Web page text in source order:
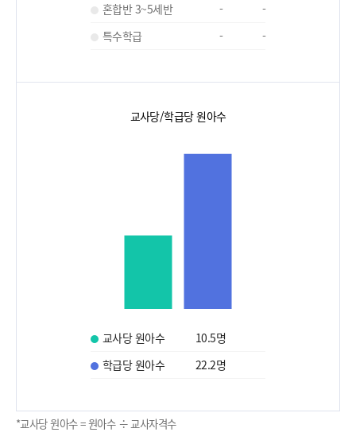
혼합반 3~5세반
-
-
특수학급
- -
교사당/학급당 원아수
교사당 원아수 10.5명
학급당 원아수
22.2명
*교사당 원아수 = 원아수 ÷ 교사자격수